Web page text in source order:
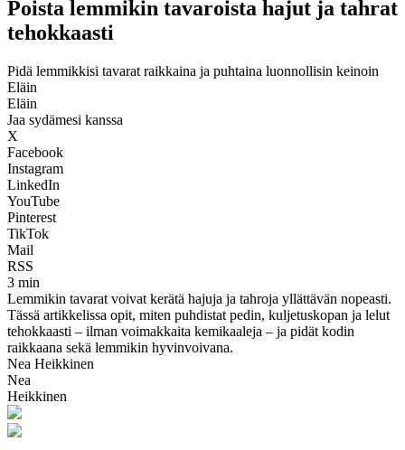
Poista lemmikin tavaroista hajut ja tahrat
tehokkaasti
Pidä lemmikkisi tavarat raikkaina ja puhtaina luonnollisin keinoin
Eläin
Eläin
Jaa sydämesi kanssa
X
Facebook
Instagram
LinkedIn
YouTube
Pinterest
TikTok
Mail
RSS
3 min
Lemmikin tavarat voivat kerätä hajuja ja tahroja yllättävän nopeasti.
Tässä artikkelissa opit, miten puhdistat pedin, kuljetuskopan ja lelut
tehokkaasti – ilman voimakkaita kemikaaleja – ja pidät kodin
raikkaana sekä lemmikin hyvinvoivana.
Nea Heikkinen
Nea
Heikkinen